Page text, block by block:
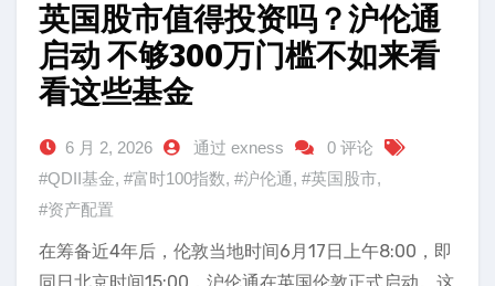
英国股市值得投资吗？沪伦通
启动 不够300万门槛不如来看
看这些基金
6 月 2, 2026 通过 exness
0 评论
#QDII基金, #富时100指数, #沪伦通, #英国股市,
#资产配置
在筹备近4年后，伦敦当地时间6月17日上午8:00，即